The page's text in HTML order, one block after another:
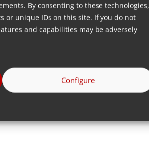
By consenting to these technologies,
or unique IDs on this site. If you do not
and capabilities may be adversely
Configure